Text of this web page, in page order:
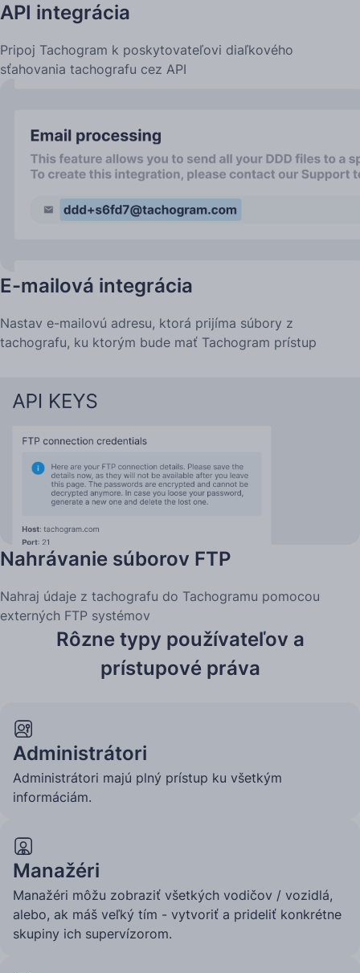
API integrácia
Pripoj Tachogram k poskytovateľovi diaľkového
sťahovania tachografu cez API
E-mailová integrácia
Nastav e-mailovú adresu, ktorá prijíma súbory z
tachografu, ku ktorým bude mať Tachogram prístup
Nahrávanie súborov FTP
Nahraj údaje z tachografu do Tachogramu pomocou
externých FTP systémov
Rôzne typy používateľov a
prístupové práva
Administrátori
Administrátori majú plný prístup ku všetkým
informáciám.
Manažéri
Manažéri môžu zobraziť všetkých vodičov / vozidlá,
alebo, ak máš veľký tím - vytvoriť a prideliť konkrétne
skupiny ich supervízorom.